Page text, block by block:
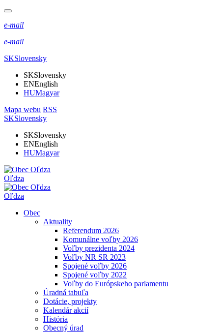
e-mail
e-mail
SKSlovensky
SKSlovensky
ENEnglish
HUMagyar
Mapa webu RSS
SKSlovensky
SKSlovensky
ENEnglish
HUMagyar
Oľdza
Oľdza
Obec
Aktuality
Referendum 2026
Komunálne voľby 2026
Voľby prezidenta 2024
Voľby NR SR 2023
Spojené voľby 2026
Spojené voľby 2022
Voľby do Európskeho parlamentu
Úradná tabuľa
Dotácie, projekty
Kalendár akcií
História
Obecný úrad